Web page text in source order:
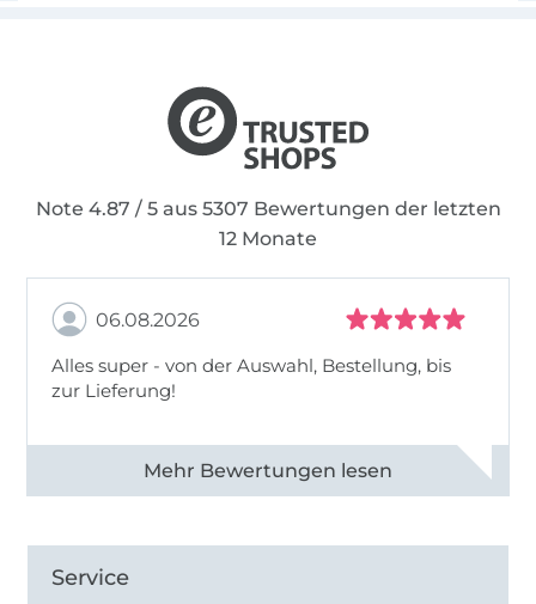
Note 4.87 / 5 aus 5307 Bewertungen der letzten
12 Monate
06.08.2026
Alles super - von der Auswahl, Bestellung, bis
zur Lieferung!
Alle 82968 Bewertungen ansehen
Service